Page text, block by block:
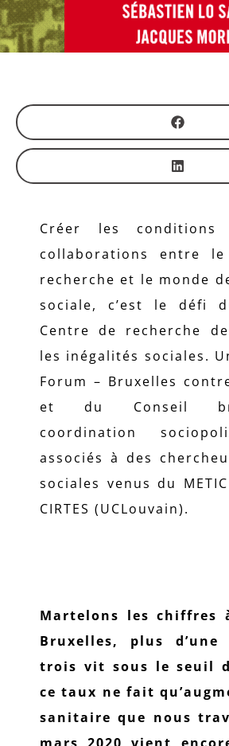
Créer les conditions
collaborations entre
recherche et le monde
sociale, c’est le défi
Centre de recherche
les inégalités sociales.
Forum – Bruxelles
et du Conseil
coordination
associés à des
sociales venus du
CIRTES (UCLouvain).
Martelons les chiffres
Bruxelles, plus d’une
trois vit sous le seuil
ce taux ne fait
sanitaire que nous